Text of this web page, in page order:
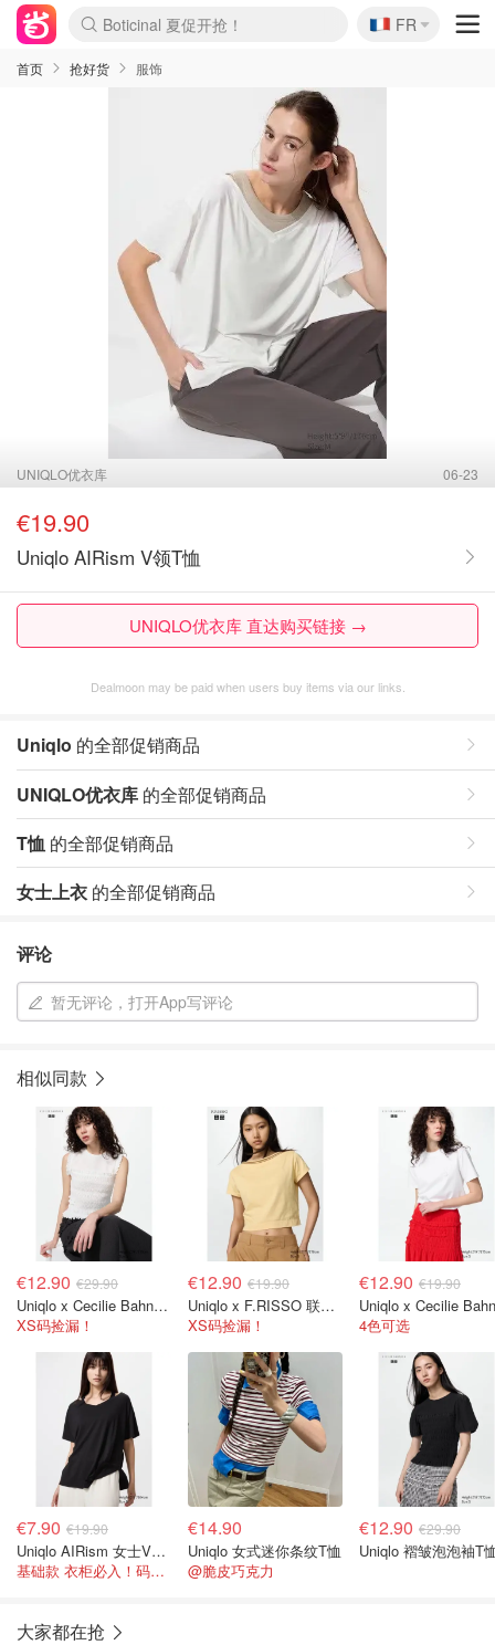
Boticinal 夏促开抢！
4折！lulu周四疯狂上新
还没结束！&OtherStories大促
Joybuy变相75折 随时失效
速领！Stanley独家85折
疑似霸哥！Camper额外叠85折
Zalando 奥莱闪促！每日更新
Moncler反季囤！5折起+叠9折
Coach Brooklyn仅€192
🇫🇷
FR
首页 抢好货 服饰
UNIQLO优衣库 06-23
€19.90
Uniqlo AIRism V领T恤
UNIQLO优衣库 直达购买链接 →
Dealmoon may be paid when users buy items via our links.
Uniqlo 的全部促销商品
UNIQLO优衣库 的全部促销商品
T恤 的全部促销商品
女士上衣 的全部促销商品
评论
暂无评论，打开App写评论
相似同款
€12.90 €29.90
Uniqlo x Cecilie Bahnsen 联名T恤
XS码捡漏！
€12.90 €19.90
Uniqlo x F.RISSO 联名T恤
XS码捡漏！
€12.90 €19.90
4色可选
€7.90 €19.90
Uniqlo AIRism 女士V领T恤
基础款 衣柜必入！码数齐全
€14.90
Uniqlo 女式迷你条纹T恤
@脆皮巧克力
€12.90 €29.90
Uniqlo 褶皱泡泡袖T
大家都在抢